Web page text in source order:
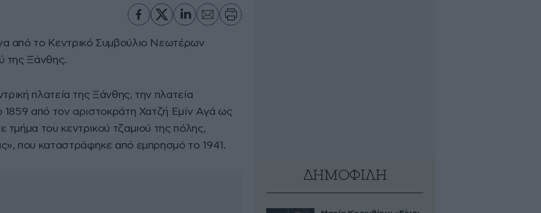
από το Κεντρικό Συμβούλιο Νεωτέρων
της Ξάνθης.
πλατεία της Ξάνθης, την πλατεία
1859 από τον αριστοκράτη Χατζή Εμίν Αγά ως
του κεντρικού τζαμιού της πόλης,
που καταστράφηκε από εμπρησμό το 1941.
ΔΗΜΟΦΙΛΗ